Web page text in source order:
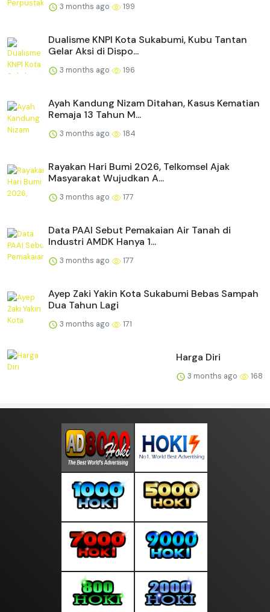
3 months ago 199
Dualisme KNPI Kota Sukabumi, Kubu Tantan
Gelar Aksi di Dispo...
3 months ago 196
Ayah Kandung Nizam Ditahan, Kasus Kematian
Remaja 13 Tahun M...
3 months ago 184
Rayakan Hari Bumi 2026, Telkomsel Ajak
Masyarakat Wujudkan A...
3 months ago 177
Data PAAI Sebut Pemakaian Air Tanah di
Industri AMDK Hanya 1...
3 months ago 177
Ayep Zaki Yakin Kota Sukabumi Bebas Sampah
Dua Tahun Lagi
3 months ago 171
Harga Diri
3 months ago 168